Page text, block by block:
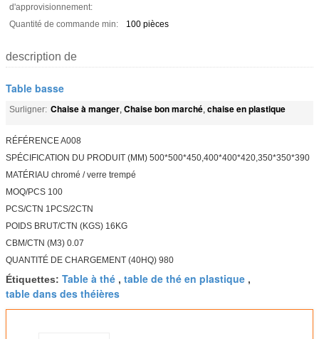
d'approvisionnement:
Quantité de commande min: 100 pièces
description de
Table basse
Surligner: Chaise à manger, Chaise bon marché, chaise en plastique
RÉFÉRENCE A008
SPÉCIFICATION DU PRODUIT (MM) 500*500*450,400*400*420,350*350*390
MATÉRIAU chromé / verre trempé
MOQ/PCS 100
PCS/CTN 1PCS/2CTN
POIDS BRUT/CTN (KGS) 16KG
CBM/CTN (M3) 0.07
QUANTITÉ DE CHARGEMENT (40HQ) 980
Étiquettes: Table à thé , table de thé en plastique ,
table dans des théières